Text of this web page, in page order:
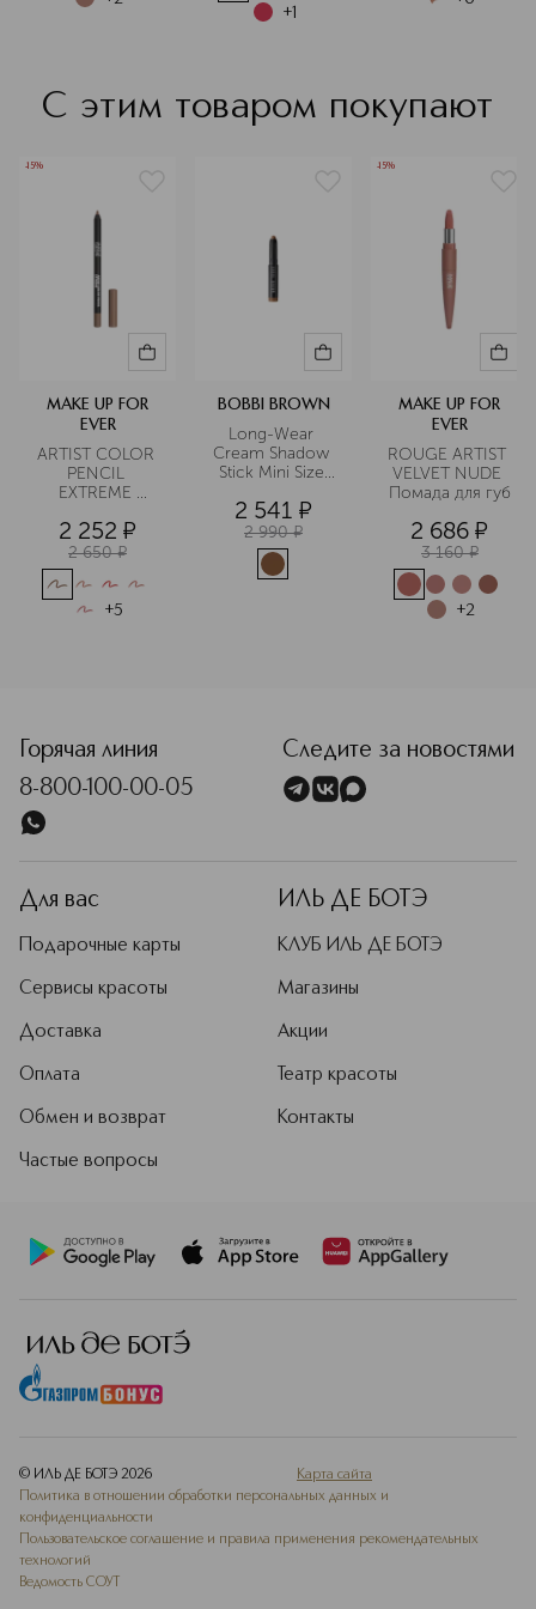
объединение 40 ведущих
продукты, подбирать оттенки и
совершенствовать техники макияжа
+1
С этим товаром покупают
-15%
MAKE UP FOR
EVER
ARTIST COLOR
PENCIL
EXTREME
карандаш для
губ
2 252 ¤
2 650 ¤
+5
BOBBI BROWN
Long-Wear
Cream Shadow
Stick Mini Size
тени для век в
мини-формате
2 541 ¤
2 990 ¤
-15%
MAKE UP FOR
EVER
ROUGE ARTIST
VELVET NUDE
Помада для губ
2 686 ¤
3 160 ¤
+2
Горячая линия
8-800-100-00-05
Следите за новостями
Для вас
Подарочные карты
Сервисы красоты
Доставка
Оплата
Обмен и возврат
Частые вопросы
ИЛЬ ДЕ БОТЭ
КЛУБ ИЛЬ ДЕ БОТЭ
Магазины
Акции
Театр красоты
Контакты
© ИЛЬ ДЕ БОТЭ 2026
Карта сайта
Политика в отношении обработки персональных данных и
конфиденциальности
Пользовательское соглашение и правила применения рекомендательных
технологий
Ведомость СОУТ